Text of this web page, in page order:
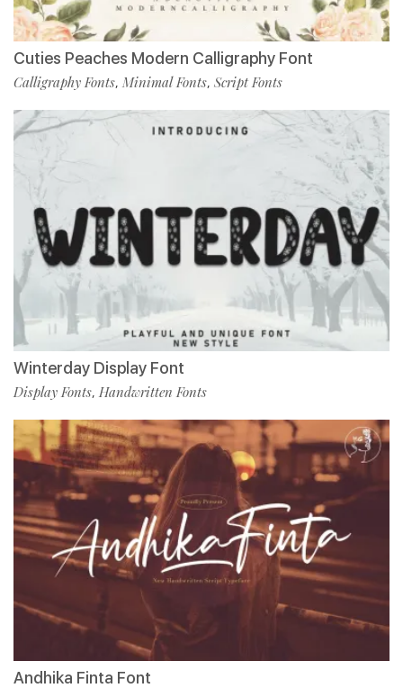
Cuties Peaches Modern Calligraphy Font
Calligraphy Fonts, Minimal Fonts, Script Fonts
Winterday Display Font
Display Fonts, Handwritten Fonts
Andhika Finta Font